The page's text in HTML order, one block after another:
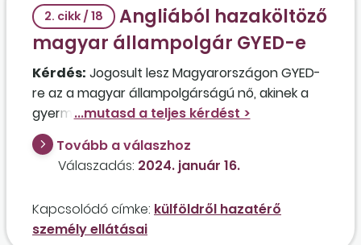
kaphat anyasági támogatást. Fizethet esetleg
Magyarországon társadalombiztosítási
járulékot az egészségügyi ellátása érdekében,
ha felmond az angol munkahelyén?
2. cikk / 18
Angliából hazaköltöző
magyar állampolgár GYED-e
Kérdés: Jogosult lesz Magyarországon GYED-
re az a magyar állampolgárságú nő, akinek a
gyermeke 2023 augusztusában született, a
jelenlegi munkaviszonya Angliában 2015-ben
kezdődött, de 2024. január 31-én
megszüntetésre kerül? Az érintett a külföldi
Magyarországra és itthon létesít
munkaviszonyt.
Tovább a válaszhoz
Válaszadás: 2024. január 16.
Kapcsolódó címke: külföldről hazatérő
személy ellátásai